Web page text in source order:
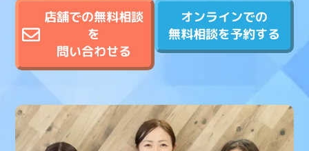
店舗での無料相談
を
問い合わせる
オンラインでの
無料相談を予約する